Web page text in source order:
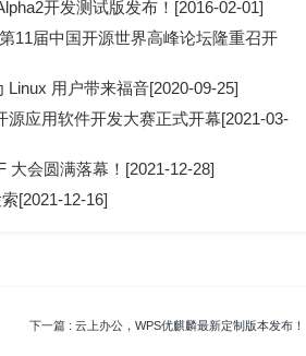
开发测试版发布！[2016-02-01]
11届中国开源世界高峰论坛隆重召开
用户带来福音[2020-09-25]
源应用软件开发大赛正式开幕[2021-03-
大会圆满落幕！[2021-12-28]
[2021-12-16]
下一篇 : 云上办公，WPS优麒麟最新定制版本发布！